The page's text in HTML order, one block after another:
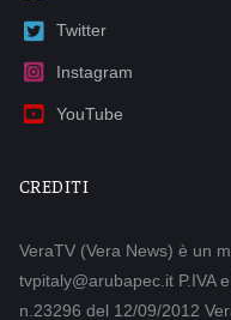
Twitter
Instagram
YouTube
CREDITI
VeraTV (Vera News) è un
tvpitaly@arubapec.it P.IVA
n.23296 del 12/09/2012